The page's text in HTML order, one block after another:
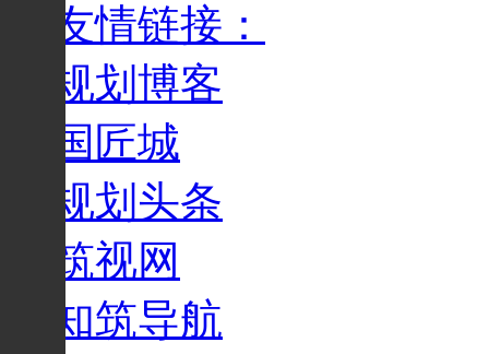
友情链接：
规划博客
国匠城
规划头条
筑视网
知筑导航